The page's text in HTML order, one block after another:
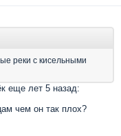
реки с кисельными
еще лет 5 назад:
чем он так плох?